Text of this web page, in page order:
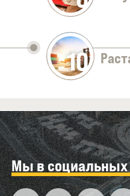
10
Мы в социальных